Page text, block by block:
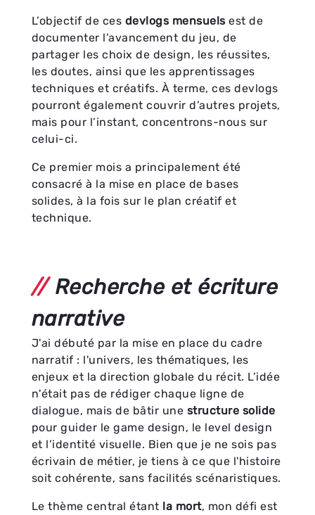
L’objectif de ces devlogs mensuels est de
documenter l’avancement du jeu, de
partager les choix de design, les réussites,
les doutes, ainsi que les apprentissages
techniques et créatifs. À terme, ces devlogs
pourront également couvrir d’autres projets,
mais pour l’instant, concentrons-nous sur
celui-ci.
Ce premier mois a principalement été
consacré à la mise en place de bases
solides, à la fois sur le plan créatif et
technique.
Recherche et écriture
narrative
J'ai débuté par la mise en place du cadre
narratif : l'univers, les thématiques, les
enjeux et la direction globale du récit. L’idée
n'était pas de rédiger chaque ligne de
dialogue, mais de bâtir une structure solide
pour guider le game design, le level design
et l’identité visuelle. Bien que je ne sois pas
écrivain de métier, je tiens à ce que l'histoire
soit cohérente, sans facilités scénaristiques.
Le thème central étant la mort, mon défi est